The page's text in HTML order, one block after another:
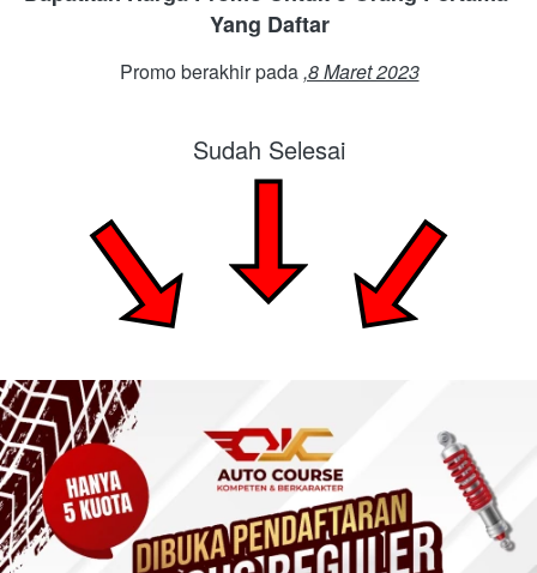
Yang Daftar
Promo berakhir pada ,8 Maret 2023
Sudah Selesai